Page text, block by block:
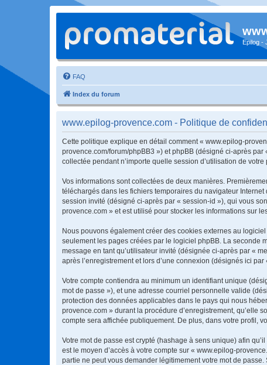
Epilog -
FAQ
Index du forum
www.epilog-provence.com - Politique de
Cette politique explique en détail comment « www.epilog-
provence.com/forum/phpBB3 ») et phpBB (désigné ci-après
collectée pendant n’importe quelle session d’utilisation de
Vos informations sont collectées de deux manières.
téléchargés dans les fichiers temporaires du navigateur
session invité (désigné ci-après par « session-id »), qui vous
provence.com » et est utilisé pour stocker les informations sur
Nous pouvons également créer des cookies externes au
seulement les pages créées par le logiciel phpBB. La seconde
message en tant qu’utilisateur invité (désignée ci-après par «
après l’enregistrement et lors d’une connexion (désignés ici par
Votre compte contiendra au minimum un identifiant unique
mot de passe »), et une adresse courriel personnelle valide
protection des données applicables dans le pays qui nous
provence.com » durant la procédure d’enregistrement, qu’elle
compte sera affichée publiquement. De plus, dans votre profil,
Votre mot de passe est crypté (hashage à sens unique) afin
est le moyen d’accès à votre compte sur « www.epilog-
partie ne peut vous demander légitimement votre mot de